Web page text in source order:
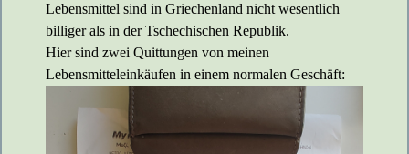
Lebensmittel sind in Griechenland nicht wesentlich
billiger als in der Tschechischen Republik.
Hier sind zwei Quittungen von meinen
Lebensmitteleinkäufen in einem normalen Geschäft: